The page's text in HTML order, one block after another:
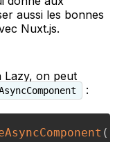
aussi les bonnes
Nuxt.js.
Lazy, on peut
:
(